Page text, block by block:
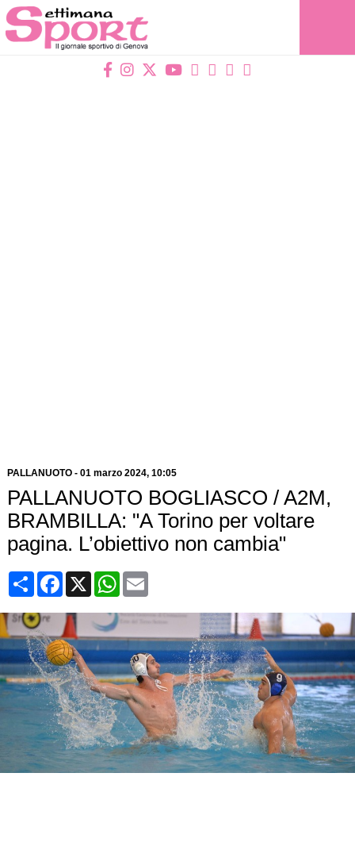
PALLANUOTO- 01 marzo 2024, 10:05
PALLANUOTO BOGLIASCO / A2M,
BRAMBILLA: "A Torino per voltare
pagina. L’obiettivo non cambia"
CondividiFacebook
X WhatsApp
Email